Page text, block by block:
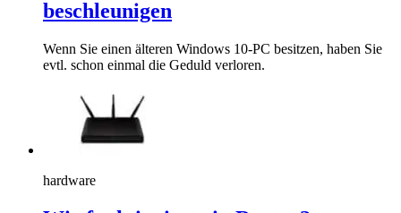
beschleunigen
Wenn Sie einen älteren Windows 10-PC besitzen, haben Sie
evtl. schon einmal die Geduld verloren.
hardware